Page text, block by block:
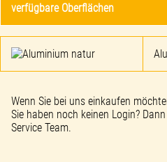
verfügbare Oberflächen
Wenn Sie bei uns einkaufen
Sie haben noch keinen Login?
Service Team.